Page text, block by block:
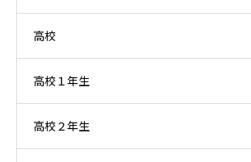
高校
高校１年生
高校２年生